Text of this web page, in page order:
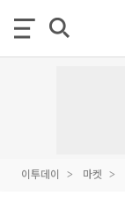
이투데이 마켓